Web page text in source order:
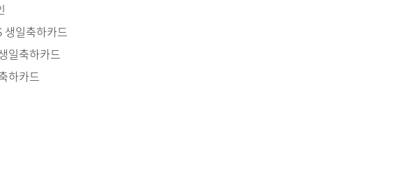
생일축하카드
일축하카드
하카드